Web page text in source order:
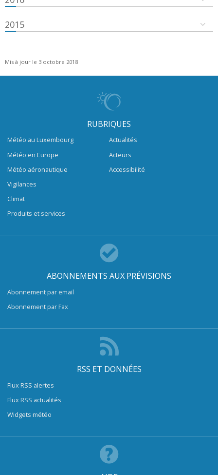
2015
Mis à jour le 3 octobre 2018
RUBRIQUES
Météo au Luxembourg
Météo en Europe
Météo aéronautique
Vigilances
Climat
Produits et services
Actualités
Acteurs
Accessibilité
ABONNEMENTS AUX PRÉVISIONS
Abonnement par email
Abonnement par Fax
RSS ET DONNÉES
Flux RSS alertes
Flux RSS actualités
Widgets météo